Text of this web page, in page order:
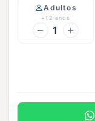
Adultos
+12 anos
1